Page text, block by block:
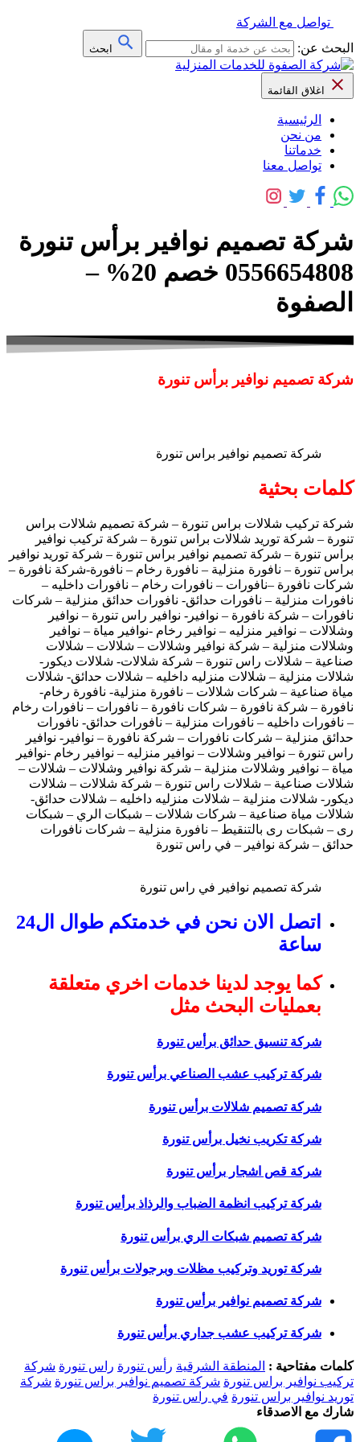
تواصل مع الشركة
البحث عن:
ابحث
اغلاق القائمة
الرئيسية
من نحن
خدماتنا
تواصل معنا
شركة تصميم نوافير برأس تنورة
0556654808 خصم 20% –
الصفوة
شركة تصميم نوافير برأس تنورة
شركة تصميم نوافير براس تنورة
كلمات بحثية
شركة تركيب شلالات براس تنورة – شركة تصميم شلالات براس
تنورة – شركة توريد شلالات براس تنورة – شركة تركيب نوافير
براس تنورة – شركة تصميم نوافير براس تنورة – شركة توريد نوافير
براس تنورة – نافورة منزلية – نافورة رخام – نافورة-شركة نافورة –
شركات نافورة –نافورات – نافورات رخام – نافورات داخليه –
نافورات منزلية – نافورات حدائق- نافورات حدائق منزلية – شركات
نافورات – شركة نافورة – نوافير- نوافير راس تنورة – نوافير
وشلالات – نوافير منزليه – نوافير رخام -نوافير مياة – نوافير
وشلالات منزلية – شركة نوافير وشلالات – شلالات – شلالات
صناعية – شلالات راس تنورة – شركة شلالات- شلالات ديكور-
شلالات منزلية – شلالات منزليه داخليه – شلالات حدائق- شلالات
مياة صناعية – شركات شلالات – نافورة منزلية- نافورة رخام-
نافورة – شركة نافورة – شركات نافورة – نافورات – نافورات رخام
– نافورات داخليه – نافورات منزلية – نافورات حدائق- نافورات
حدائق منزلية – شركات نافورات – شركة نافورة – نوافير- نوافير
راس تنورة – نوافير وشلالات – نوافير منزليه – نوافير رخام -نوافير
مياة – نوافير وشلالات منزلية – شركة نوافير وشلالات – شلالات –
شلالات صناعية – شلالات راس تنورة – شركة شلالات – شلالات
ديكور- شلالات منزلية – شلالات منزليه داخليه – شلالات حدائق-
شلالات مياة صناعية – شركات شلالات – شبكات الري – شبكات
رى – شبكات رى بالتنقيط – نافورة منزلية – شركات نافورات
حدائق – شركة نوافير – في راس تنورة
شركة تصميم نوافير في راس تنورة
اتصل الان نحن في خدمتكم طوال ال24
ساعة
كما يوجد لدينا خدمات اخري متعلقة
بعمليات البحث مثل
شركة تنسيق حدائق برأس تنورة
شركة تركيب عشب الصناعي برأس تنورة
شركة تصميم شلالات برأس تنورة
شركة تكريب نخيل برأس تنورة
شركة قص اشجار برأس تنورة
شركة تركيب انظمة الضباب والرذاذ برأس تنورة
شركة تصميم شبكات الري برأس تنورة
شركة توريد وتركيب مظلات وبرجولات برأس تنورة
شركة تصميم نوافير برأس تنورة
شركة تركيب عشب جداري برأس تنورة
كلمات مفتاحية : المنطقة الشرقية رأس تنورة راس تنورة شركة
تركيب نوافير براس تنورة شركة تصميم نوافير براس تنورة شركة
توريد نوافير براس تنورة في راس تنورة
شارك مع الاصدقاء